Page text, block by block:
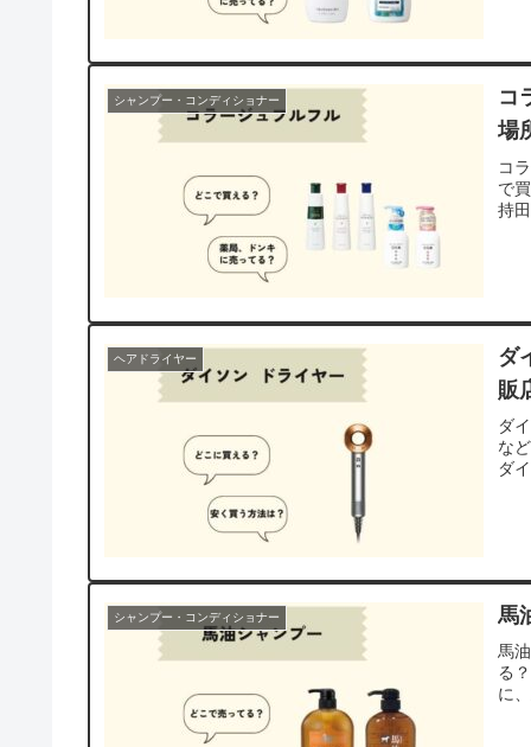
シャンプー・コンディショナー
コ
場
コ
で
持
ヘアドライヤー
ダ
販
ダ
な
ダ
シャンプー・コンディショナー 馬
馬
る
に